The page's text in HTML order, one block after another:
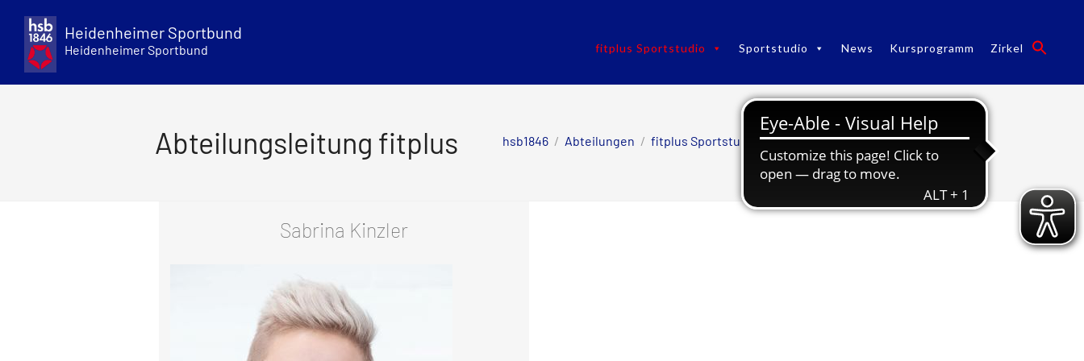
content
Heidenheimer Sportbund
Heidenheimer Sportbund fitplus Sportstudio Sportstudio News Kursprogramm Zirkel
hsb1846 / Abteilungen / fitplus Sportstudio / Abteilungsleitung fitplus
Abteilungsleitung fitplus
Sabrina Kinzler